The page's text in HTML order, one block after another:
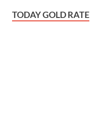
TODAY GOLD RATE